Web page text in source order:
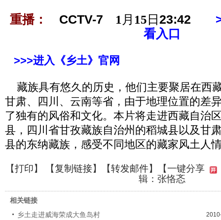
重播：
CCTV-7 1 月 15 日 23:42
看入口
>>>进入《乡土》官网
藏族具有悠久的历史，他们主要聚居在西
甘肃、四川、云南等省，由于地理位置的差
了独有的风俗和文化。本片将走进西藏自治
县，四川省甘孜藏族自治州的稻城县以及甘
县的东纳藏族，感受不同地区的藏家风土人
【打印】 【复制链接】【转发邮件】
【一键分享
辑：张恪忞
相关链接
乡土走进威海荣成大鱼岛村